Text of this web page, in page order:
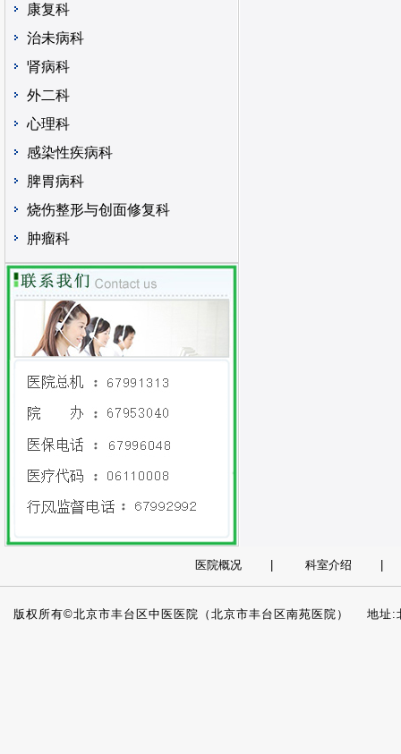
康复科
治未病科
肾病科
外二科
心理科
感染性疾病科
脾胃病科
烧伤整形与创面修复科
肿瘤科
医院概况 科室介绍
版权所有©北京市丰台区中医医院（北京市丰台区南苑医院） 地